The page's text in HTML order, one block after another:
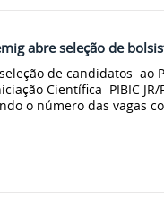
abre seleção de
de candidatos ao
Científica PIBIC
o número das vagas